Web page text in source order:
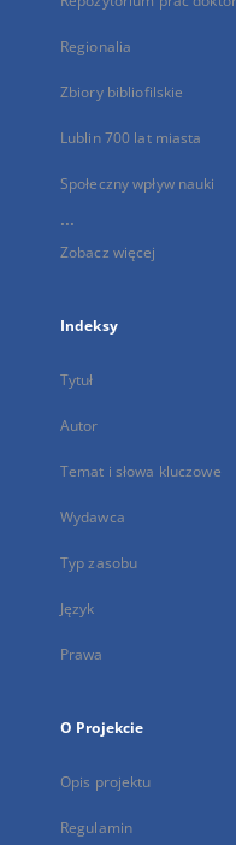
Regionalia
Zbiory bibliofilskie
Lublin 700 lat miasta
Społeczny wpływ nauki
...
Zobacz więcej
Indeksy
Tytuł
Autor
Temat i słowa kluczowe
Wydawca
Typ zasobu
Język
Prawa
O Projekcie
Opis projektu
Regulamin